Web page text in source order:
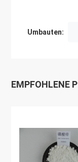
Umbauten:
EMPFOHLENE